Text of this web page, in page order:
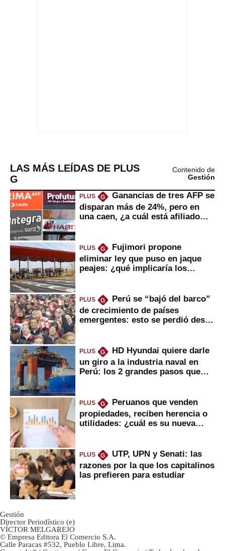
LAS MÁS LEÍDAS DE PLUS
G
Contenido de
Gestión
PLUS G
Ganancias de tres AFP se
disparan más de 24%, pero en
una caen, ¿a cuál está afiliado
PLUS G
Fujimori propone
eliminar ley que puso en jaque
peajes: ¿qué implicaría los
PLUS G
Perú se “bajó del barco”
de crecimiento de países
emergentes: esto se perdió desde
PLUS G
HD Hyundai quiere darle
un giro a la industria naval en
Perú: los 2 grandes pasos que
PLUS G
Peruanos que venden
propiedades, reciben herencia o
utilidades: ¿cuál es su nueva
PLUS G
UTP, UPN y Senati: las
razones por la que los capitalinos
las prefieren para estudiar
Gestión
Director Periodístico (e)
VÍCTOR MELGAREJO
© Empresa Editora El Comercio S.A.
Calle Paracas #532, Pueblo Libre, Lima.